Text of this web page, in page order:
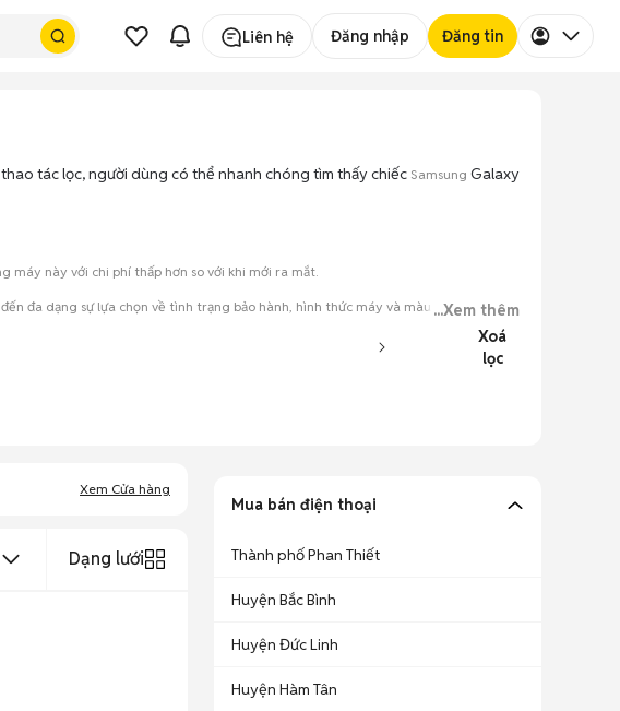
Liên hệ Đăng nhập Đăng tin
tác lọc, người dùng có thể nhanh chóng tìm thấy chiếc Samsung Galaxy
máy này với chi phí thấp hơn so với khi mới ra mắt.
đa dạng sự lựa chọn về tình trạng bảo hành, hình thức máy và màu sắc.
mô tả trên tin đăng.
...Xem thêm
Xoá
lọc
Xem Cửa hàng
Dạng lưới
Mua bán điện thoại
Thành phố Phan Thiết
Huyện Bắc Bình
Huyện Đức Linh
Huyện Hàm Tân